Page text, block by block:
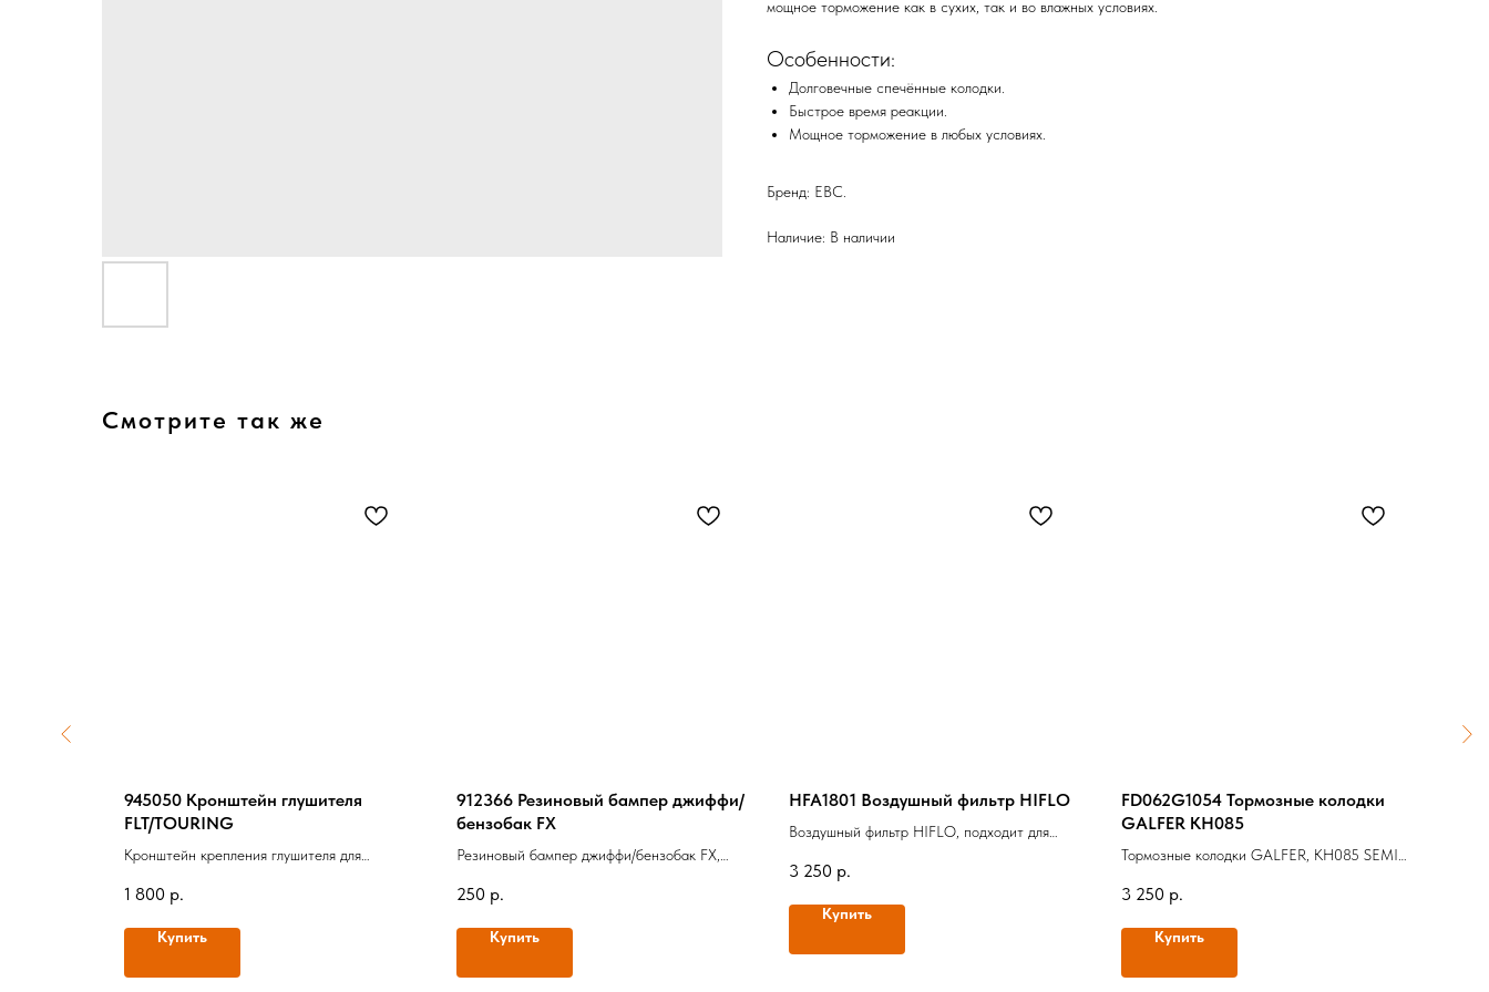
мощное торможение как в сухих, так и во влажных условиях.
Особенности:
Долговечные спечённые колодки.
Быстрое время реакции.
Мощное торможение в любых условиях.
Бренд: EBC.
Наличие: В наличии
Смотрите так же
945050 Кронштейн глушителя
FLT/TOURING
Кронштейн крепления глушителя для
1 800 р.
Купить
912366 Резиновый бампер джиффи/
бензобак FX
Резиновый бампер джиффи/бензобак FX,
250 р.
Купить
HFA1801 Воздушный фильтр HIFLO
Воздушный фильтр HIFLO, подходит для
3 250 р.
Купить
FD062G1054 Тормозные колодки
GALFER KH085
Тормозные колодки GALFER, KH085 SEMI-
3 250 р.
Купить